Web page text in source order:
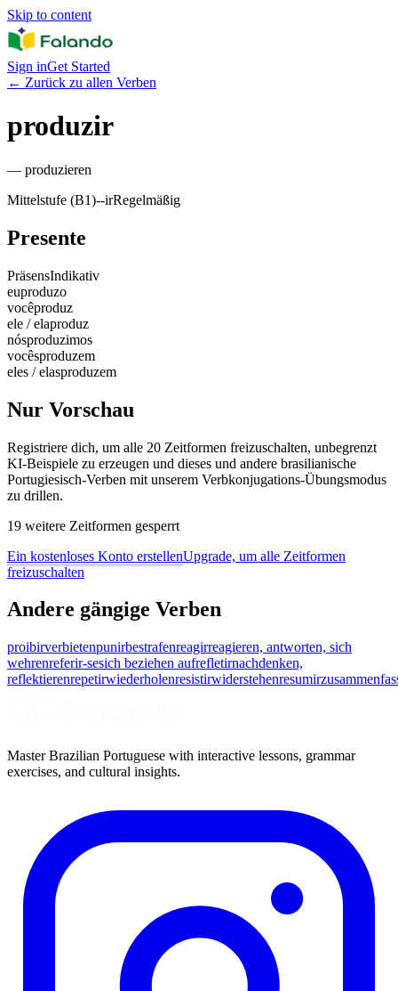
Skip to content
Sign inGet Started
← Zurück zu allen Verben
produzir
— produzieren
Mittelstufe (B1)--irRegelmäßig
Presente
PräsensIndikativ
euproduzo
vocêproduz
ele / elaproduz
nósproduzimos
vocêsproduzem
eles / elasproduzem
Nur Vorschau
Registriere dich, um alle 20 Zeitformen freizuschalten, unbegrenzt
KI-Beispiele zu erzeugen und dieses und andere brasilianische
Portugiesisch-Verben mit unserem Verbkonjugations-Übungsmodus
zu drillen.
19 weitere Zeitformen gesperrt
Ein kostenloses Konto erstellenUpgrade, um alle Zeitformen
freizuschalten
Andere gängige Verben
proibirverbietenpunirbestrafenreagirreagieren, antworten, sich
wehrenreferir-sesich beziehen aufrefletirnachdenken,
reflektierenrepetirwiederholenresistirwiderstehenresumir
Master Brazilian Portuguese with interactive lessons, grammar
exercises, and cultural insights.